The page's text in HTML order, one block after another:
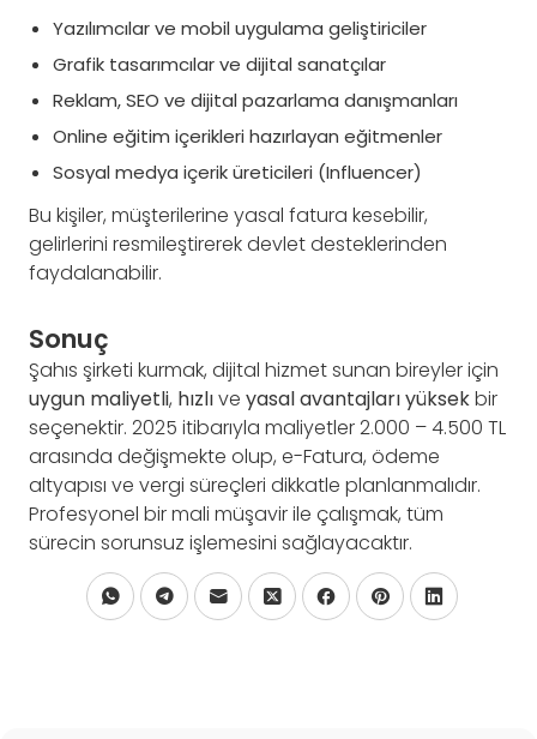
Yazılımcılar ve mobil uygulama geliştiriciler
Grafik tasarımcılar ve dijital sanatçılar
Reklam, SEO ve dijital pazarlama danışmanları
Online eğitim içerikleri hazırlayan eğitmenler
Sosyal medya içerik üreticileri (Influencer)
Bu kişiler, müşterilerine yasal fatura kesebilir,
gelirlerini resmileştirerek devlet desteklerinden
faydalanabilir.
Sonuç
Şahıs şirketi kurmak, dijital hizmet sunan bireyler için
uygun maliyetli, hızlıve yasal avantajları yüksekbir
seçenektir. 2025 itibarıyla maliyetler 2.000 – 4.500 TL
arasında değişmekte olup, e-Fatura, ödeme
altyapısı ve vergi süreçleri dikkatle planlanmalıdır.
Profesyonel bir mali müşavir ile çalışmak, tüm
sürecin sorunsuz işlemesini sağlayacaktır.